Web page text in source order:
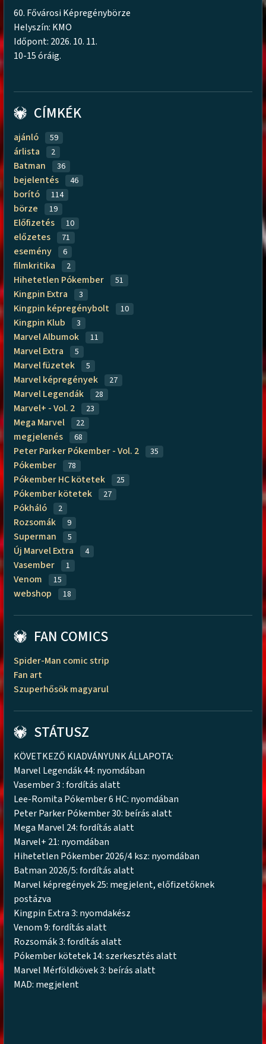
60. Fővárosi Képregénybörze
Helyszín: KMO
Időpont: 2026. 10. 11.
10-15 óráig.
CÍMKÉK
ajánló 59
árlista 2
Batman 36
bejelentés 46
borító 114
börze 19
Előfizetés 10
előzetes 71
esemény 6
filmkritika 2
Hihetetlen Pókember 51
Kingpin Extra 3
Kingpin képregénybolt 10
Kingpin Klub 3
Marvel Albumok 11
Marvel Extra 5
Marvel füzetek 5
Marvel képregények 27
Marvel Legendák 28
Marvel+ - Vol. 2 23
Mega Marvel 22
megjelenés 68
Peter Parker Pókember - Vol. 2 35
Pókember 78
Pókember HC kötetek 25
Pókember kötetek 27
Pókháló 2
Rozsomák 9
Superman 5
Új Marvel Extra 4
Vasember 1
Venom 15
webshop 18
FAN COMICS
Spider-Man comic strip
Fan art
Szuperhősök magyarul
STÁTUSZ
KÖVETKEZŐ KIADVÁNYUNK ÁLLAPOTA:
Marvel Legendák 44: nyomdában
Vasember 3 : fordítás alatt
Lee-Romita Pókember 6 HC: nyomdában
Peter Parker Pókember 30: beírás alatt
Mega Marvel 24: fordítás alatt
Marvel+ 21: nyomdában
Hihetetlen Pókember 2026/4 ksz: nyomdában
Batman 2026/5: fordítás alatt
Marvel képregények 25: megjelent, előfizetőknek
postázva
Kingpin Extra 3: nyomdakész
Venom 9: fordítás alatt
Rozsomák 3: fordítás alatt
Pókember kötetek 14: szerkesztés alatt
Marvel Mérföldkövek 3: beírás alatt
MAD: megjelent